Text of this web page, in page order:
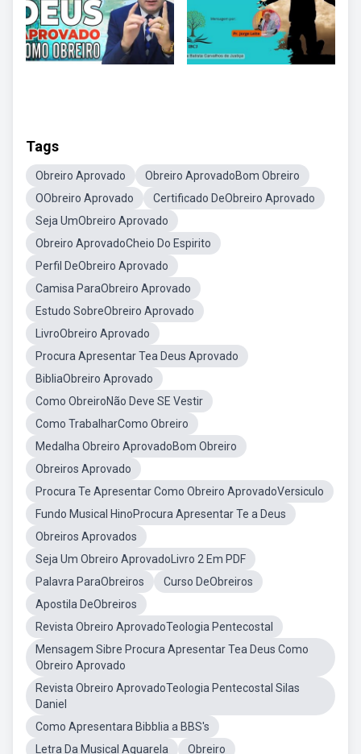
Tags
Obreiro Aprovado
Obreiro AprovadoBom Obreiro
OObreiro Aprovado
Certificado DeObreiro Aprovado
Seja UmObreiro Aprovado
Obreiro AprovadoCheio Do Espirito
Perfil DeObreiro Aprovado
Camisa ParaObreiro Aprovado
Estudo SobreObreiro Aprovado
LivroObreiro Aprovado
Procura Apresentar Tea Deus Aprovado
BibliaObreiro Aprovado
Como ObreiroNão Deve SE Vestir
Como TrabalharComo Obreiro
Medalha Obreiro AprovadoBom Obreiro
Obreiros Aprovado
Procura Te Apresentar Como Obreiro AprovadoVersiculo
Fundo Musical HinoProcura Apresentar Te a Deus
Obreiros Aprovados
Seja Um Obreiro AprovadoLivro 2 Em PDF
Palavra ParaObreiros
Curso DeObreiros
Apostila DeObreiros
Revista Obreiro AprovadoTeologia Pentecostal
Mensagem Sibre Procura Apresentar Tea Deus Como
Obreiro Aprovado
Revista Obreiro AprovadoTeologia Pentecostal Silas
Daniel
Como Apresentara Bibblia a BBS's
Letra Da Musical Aquarela
Obreiro